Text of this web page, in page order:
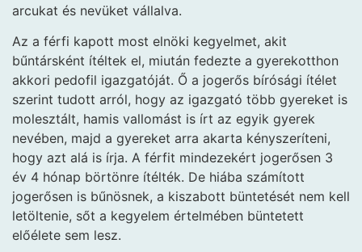
arcukat és nevüket vállalva.
Az a férfi kapott most elnöki kegyelmet, akit
bűntársként ítéltek el, miután fedezte a gyerekotthon
akkori pedofil igazgatóját. Ő a jogerős bírósági ítélet
szerint tudott arról, hogy az igazgató több gyereket is
molesztált, hamis vallomást is írt az egyik gyerek
nevében, majd a gyereket arra akarta kényszeríteni,
hogy azt alá is írja. A férfit mindezekért jogerősen 3
év 4 hónap börtönre ítélték. De hiába számított
jogerősen is bűnösnek, a kiszabott büntetését nem kell
letöltenie, sőt a kegyelem értelmében büntetett
előélete sem lesz.